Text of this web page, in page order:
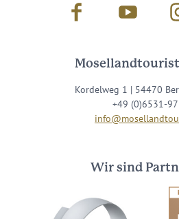
Facebook Youtube
Kordelweg 1 | 54470
+49 (0)6531-
Wir sind